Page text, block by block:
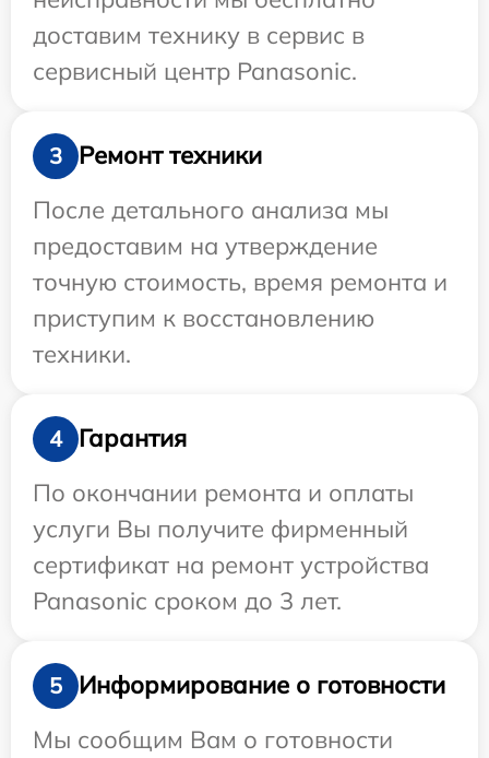
доставим технику в сервис в
сервисный центр Panasonic.
3
Ремонт техники
После детального анализа мы
предоставим на утверждение
точную стоимость, время ремонта и
приступим к восстановлению
техники.
4
Гарантия
По окончании ремонта и оплаты
услуги Вы получите фирменный
сертификат на ремонт устройства
Panasonic сроком до 3 лет.
5
Информирование о готовности
Мы сообщим Вам о готовности